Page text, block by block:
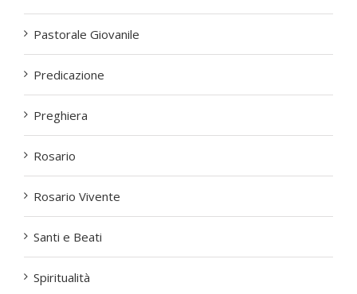
Pastorale Giovanile
Predicazione
Preghiera
Rosario
Rosario Vivente
Santi e Beati
Spiritualità